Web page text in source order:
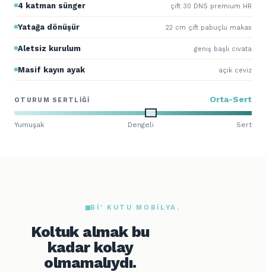
4 katman sünger çift 30 DNS premium HR
Yatağa dönüşür 22 cm çift pabuçlu makas
Aletsiz kurulum geniş başlı civata
Masif kayın ayak açık ceviz
OTURUM SERTLIĞI Orta-Sert
Yumuşak Dengeli Sert
BI' KUTU MOBILYA.
Koltuk almak bu
kadar kolay
olmamalıydı.